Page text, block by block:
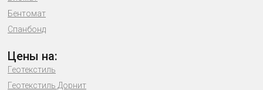
Бентомат
Спанбонд
Цены на:
Геотекстиль
Геотекстиль Дорнит